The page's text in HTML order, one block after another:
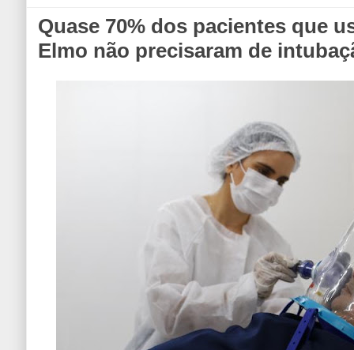
Quase 70% dos pacientes que
Elmo não precisaram de